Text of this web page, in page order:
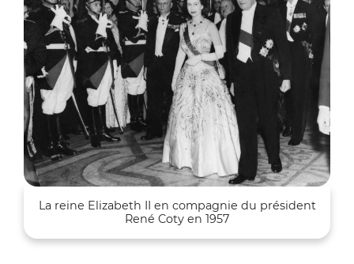
La reine Elizabeth II en compagnie du président
René Coty en 1957